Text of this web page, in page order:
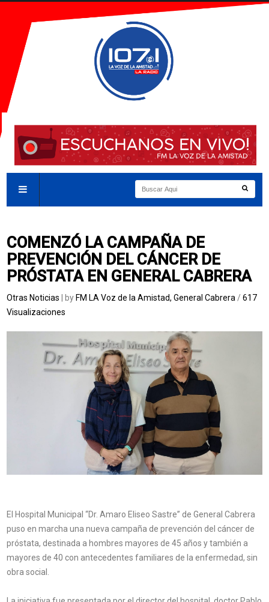
COMENZÓ LA CAMPAÑA DE
PREVENCIÓN DEL CÁNCER DE
PRÓSTATA EN GENERAL CABRERA
Otras Noticias | by FM LA Voz de la Amistad, General Cabrera /617
Visualizaciones
El Hospital Municipal “Dr. Amaro Eliseo Sastre” de General Cabrera
puso en marcha una nueva campaña de prevención del cáncer de
próstata, destinada a hombres mayores de 45 años y también a
mayores de 40 con antecedentes familiares de la enfermedad, sin
obra social.